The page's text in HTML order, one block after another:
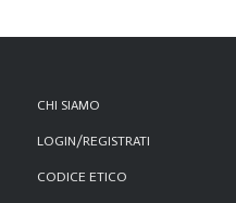
CHI SIAMO
LOGIN/REGISTRATI
CODICE ETICO